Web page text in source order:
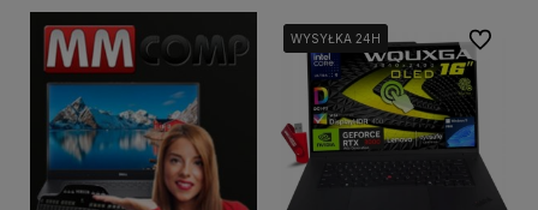
WYSYŁKA 24H
WYSYŁKA 24H
WYSYŁKA 24H Do